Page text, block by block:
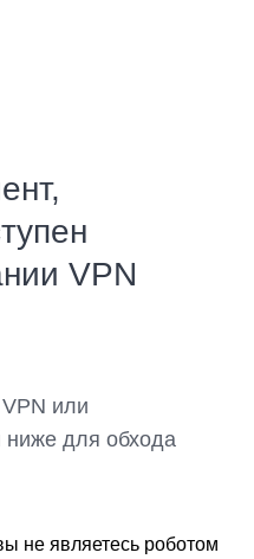
VPN
или
ниже для обхода
не являетесь роботом